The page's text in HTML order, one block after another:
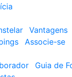
Vantagens
Associe-se
Guia de